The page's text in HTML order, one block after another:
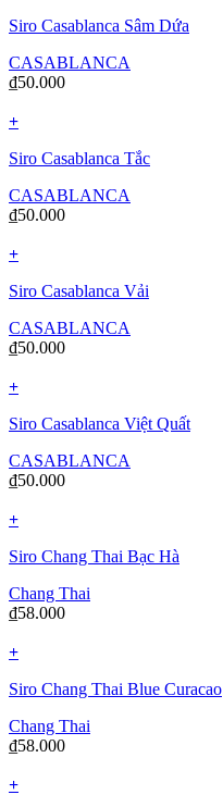
Siro Casablanca Sâm Dứa
CASABLANCA
₫50.000
+
Siro Casablanca Tắc
CASABLANCA
₫50.000
+
Siro Casablanca Vải
CASABLANCA
₫50.000
+
Siro Casablanca Việt Quất
CASABLANCA
₫50.000
+
Siro Chang Thai Bạc Hà
Chang Thai
₫58.000
+
Siro Chang Thai Blue Curacao
Chang Thai
₫58.000
+